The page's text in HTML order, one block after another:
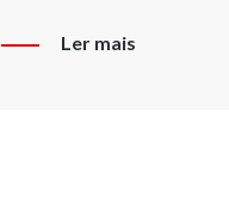
Ler mais